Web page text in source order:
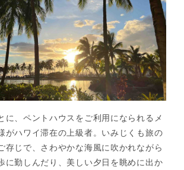
に、ペントハウスをご利用になられるメ
がハワイ滞在の上級者。いみじくも旅の
存じで、さわやかな海風に吹かれながら
に勤しんだり、美しい夕日を眺めに出か